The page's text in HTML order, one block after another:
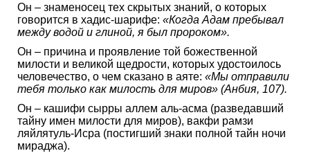
Он – знаменосец тех скрытых знаний, о которых
говорится в хадис-шарифе: «Когда Адам пребывал
между водой и глиной, я был пророком».
Он – причина и проявление той божественной
милости и великой щедрости, которых удостоилось
человечество, о чем сказано в аяте: «Мы отправили
тебя только как милость для миров» (Анбия, 107).
Он – кашифи сырры аллем аль-асма (разведавший
тайну имен милости для миров), вакфи рамзи
ляйлятуль-Исра (постигший знаки полной тайн ночи
мираджа).